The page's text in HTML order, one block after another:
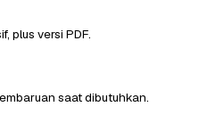
plus versi PDF.
saat dibutuhkan.